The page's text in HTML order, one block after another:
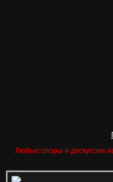
Любые споры и дискуссии